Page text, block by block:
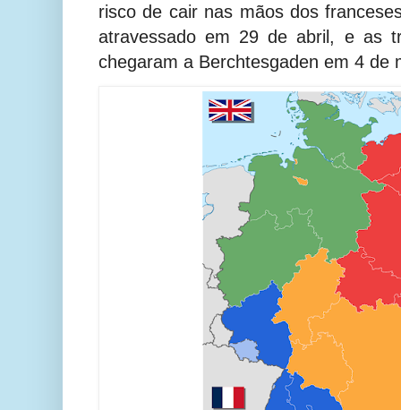
risco de cair nas mãos dos
atravessado em 29 de abril, e as
chegaram a Berchtesgaden em 4 de